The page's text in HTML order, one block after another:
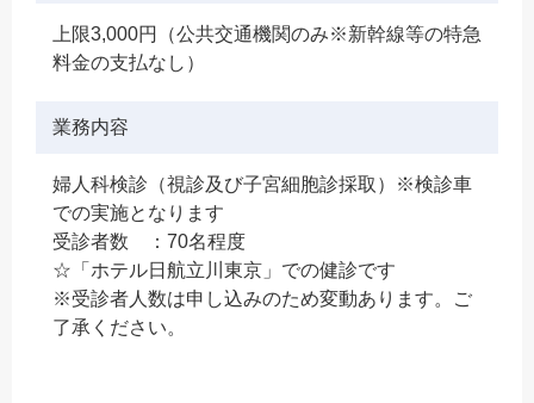
上限3,000円（公共交通機関のみ※新幹線等の特急
料金の支払なし）
業務内容
婦人科検診（視診及び子宮細胞診採取）※検診車
での実施となります
受診者数 ：70名程度
☆「ホテル日航立川東京」での健診です
※受診者人数は申し込みのため変動あります。ご
了承ください。